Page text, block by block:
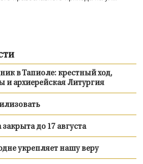
в Тапиоле: крестный ход,
и архиерейская Литургия
до 17 августа
укрепляет нашу веру